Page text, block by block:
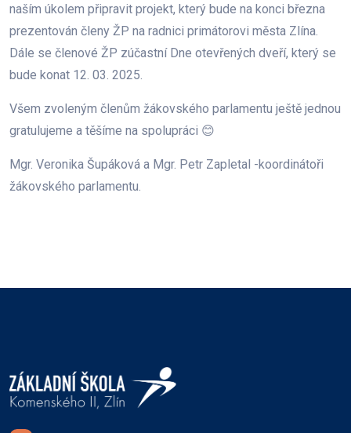
naším úkolem připravit projekt, který bude na konci března
prezentován členy ŽP na radnici primátorovi města Zlína.
Dále se členové ŽP zúčastní Dne otevřených dveří, který se
bude konat 12. 03. 2025.
Všem zvoleným členům žákovského parlamentu ještě jednou
gratulujeme a těšíme na spolupráci 😊
Mgr. Veronika Šupáková a Mgr. Petr Zapletal -koordinátoři
žákovského parlamentu.